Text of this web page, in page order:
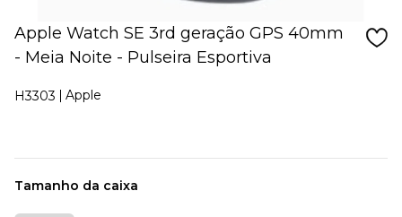
Apple Watch SE 3rd geração GPS 40mm
- Meia Noite - Pulseira Esportiva
H3303 Apple
Tamanho da caixa